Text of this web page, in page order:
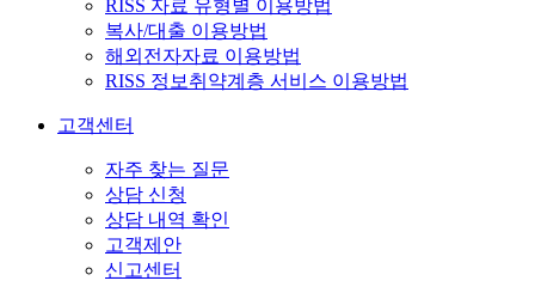
RISS 자료 유형별 이용방법
복사/대출 이용방법
해외전자자료 이용방법
RISS 정보취약계층 서비스 이용방법
고객센터
자주 찾는 질문
상담 신청
상담 내역 확인
고객제안
신고센터